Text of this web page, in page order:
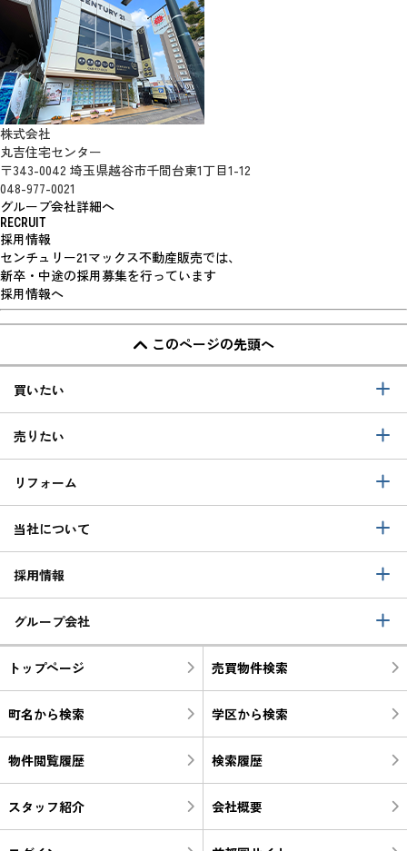
株式会社
丸吉住宅センター
〒343-0042 埼玉県越谷市千間台東1丁目1-12
048-977-0021
グループ会社詳細へ
RECRUIT
採用情報
センチュリー21マックス不動産販売では、
新卒・中途の採用募集を行っています
採用情報へ
このページの先頭へ
買いたい
売りたい
リフォーム
当社について
採用情報
グループ会社
トップページ 売買物件検索
町名から検索 学区から検索
物件閲覧履歴 検索履歴
スタッフ紹介 会社概要